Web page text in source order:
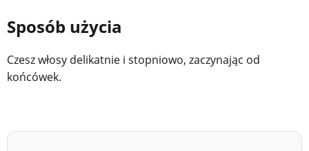
Sposób użycia
Czesz włosy delikatnie i stopniowo, zaczynając od
końcówek.